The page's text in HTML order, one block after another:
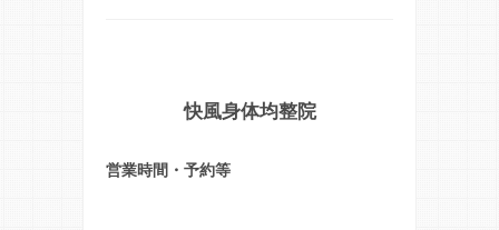
快風身体均整院
営業時間・予約等